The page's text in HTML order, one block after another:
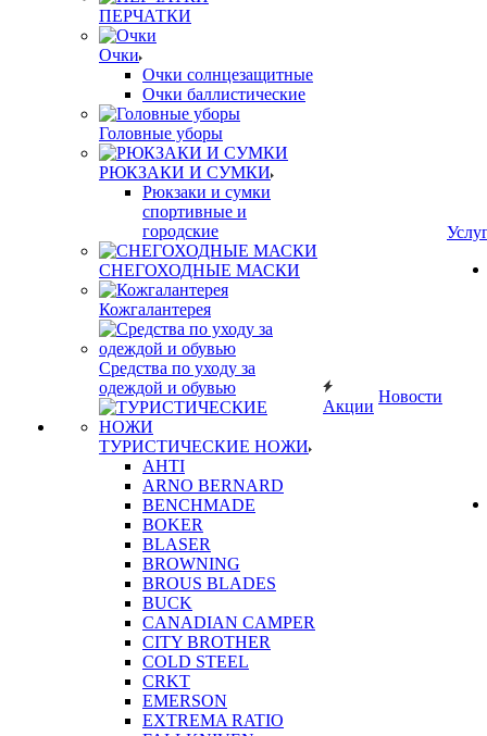
ПЕРЧАТКИ
Очки
Очки солнцезащитные
Очки баллистические
Головные уборы
РЮКЗАКИ И СУМКИ
Рюкзаки и сумки
спортивные и
городские
СНЕГОХОДНЫЕ МАСКИ
Кожгалантерея
Средства по уходу за
одеждой и обувью
ТУРИСТИЧЕСКИЕ НОЖИ
AHTI
ARNO BERNARD
BENCHMADE
BOKER
BLASER
BROWNING
BROUS BLADES
BUCK
CANADIAN CAMPER
CITY BROTHER
COLD STEEL
CRKT
EMERSON
EXTREMA RATIO
Акции
Новости